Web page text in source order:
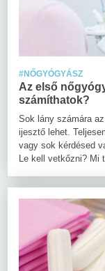
#NŐGYÓGYÁSZ
Az első
számíthatok?
Sok lány számára
ijesztő lehet.
vagy sok kérdésed
Le kell vetkőzni? Mi